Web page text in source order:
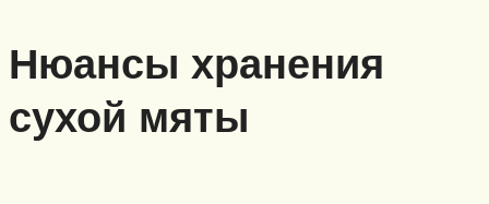
Нюансы хранения
сухой мяты